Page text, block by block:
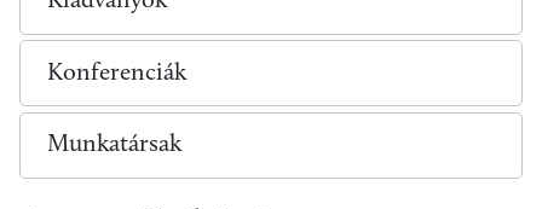
Konferenciák
Munkatársak